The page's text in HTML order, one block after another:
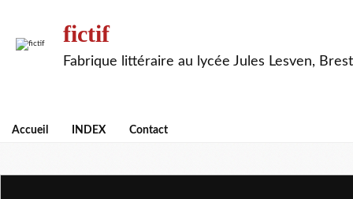
fictif
Fabrique littéraire au lycée Jules Lesven, Brest
Accueil INDEX Contact